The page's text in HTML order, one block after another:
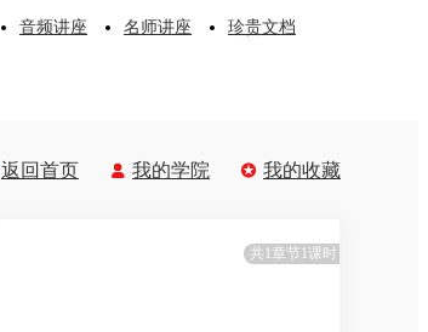
音频讲座 名师讲座 珍贵文档
返回首页  我的学院  我的收藏
共1章节1课时